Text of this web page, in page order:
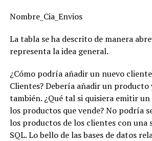
Nombre_Cia_Envios
La tabla se ha descrito de manera
representa la idea general.
¿Cómo podría añadir un nuevo
Clientes? Debería añadir un producto
también. ¿Qué tal si quisiera emitir
los productos que vende? No podría
los productos de los clientes con
SQL. Lo bello de las bases de datos